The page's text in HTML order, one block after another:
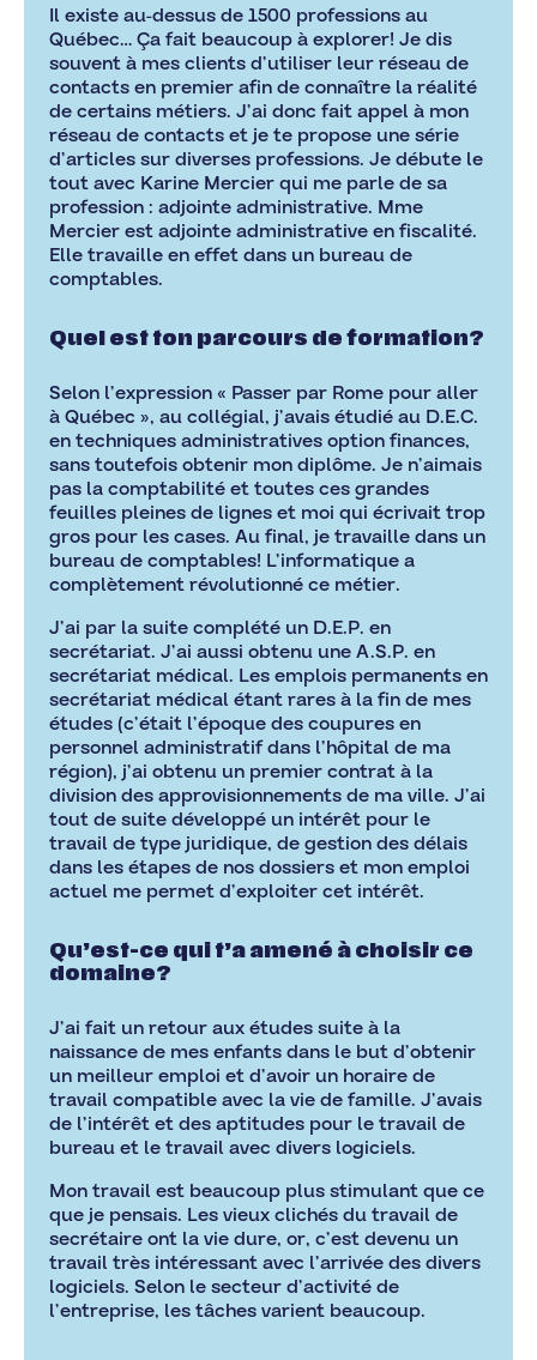
Il existe au-dessus de 1500 professions au
Québec… Ça fait beaucoup à explorer! Je dis
souvent à mes clients d’utiliser leur réseau de
contacts en premier afin de connaître la réalité
de certains métiers. J’ai donc fait appel à mon
réseau de contacts et je te propose une série
d’articles sur diverses professions. Je débute le
tout avec Karine Mercier qui me parle de sa
profession : adjointe administrative. Mme
Mercier est adjointe administrative en fiscalité.
Elle travaille en effet dans un bureau de
comptables.
Quel est ton parcours de formation?
Selon l’expression « Passer par Rome pour aller
à Québec », au collégial, j’avais étudié au D.E.C.
en techniques administratives option finances,
sans toutefois obtenir mon diplôme. Je n’aimais
pas la comptabilité et toutes ces grandes
feuilles pleines de lignes et moi qui écrivait trop
gros pour les cases. Au final, je travaille dans un
bureau de comptables! L’informatique a
complètement révolutionné ce métier.
J’ai par la suite complété un D.E.P. en
secrétariat. J’ai aussi obtenu une A.S.P. en
secrétariat médical. Les emplois permanents en
secrétariat médical étant rares à la fin de mes
études (c’était l’époque des coupures en
personnel administratif dans l’hôpital de ma
région), j’ai obtenu un premier contrat à la
division des approvisionnements de ma ville. J’ai
tout de suite développé un intérêt pour le
travail de type juridique, de gestion des délais
dans les étapes de nos dossiers et mon emploi
actuel me permet d’exploiter cet intérêt.
Qu’est-ce qui t’a amené à choisir ce
domaine?
J’ai fait un retour aux études suite à la
naissance de mes enfants dans le but d’obtenir
un meilleur emploi et d’avoir un horaire de
travail compatible avec la vie de famille. J’avais
de l’intérêt et des aptitudes pour le travail de
bureau et le travail avec divers logiciels.
Mon travail est beaucoup plus stimulant que ce
que je pensais. Les vieux clichés du travail de
secrétaire ont la vie dure, or, c’est devenu un
travail très intéressant avec l’arrivée des divers
logiciels. Selon le secteur d’activité de
l’entreprise, les tâches varient beaucoup.